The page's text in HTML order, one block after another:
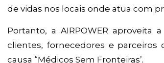
de vidas nos locais onde atua com
Portanto, a AIRPOWER aproveita
clientes, fornecedores e
causa “Médicos Sem Fronteiras’.